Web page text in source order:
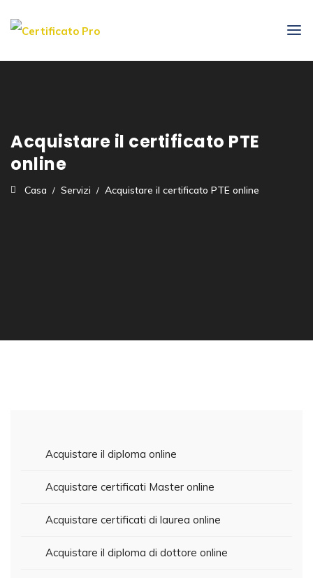
Acquistare il certificato PTE
online
Casa Servizi Acquistare il certificato PTE online
Acquistare il diploma online
Acquistare certificati Master online
Acquistare certificati di laurea online
Acquistare il diploma di dottore online